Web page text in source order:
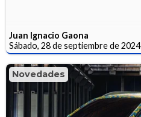
Juan Ignacio Gaona
Sábado, 28 de septiembre de 2024
Novedades